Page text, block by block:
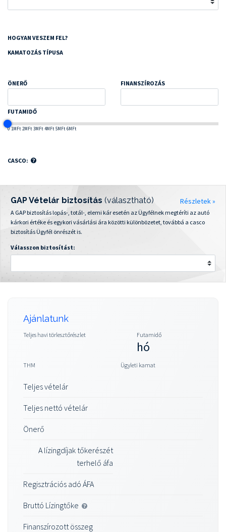
HOGYAN VESZEM FEL?
KAMATOZÁS TÍPUSA
ÖNERŐ FINANSZÍROZÁS
FUTAMIDŐ
0 1MFt 2MFt 3MFt 4MFt 5MFt 6MFt
CASCO:
Részletek »
GAP Vételár biztosítás (választható)
A GAP biztosítás lopás-, totál-, elemi kár esetén az Ügyfélnek megtéríti az autó
kárkori értéke és egykori vásárlási ára közötti különbözetet, továbbá a casco
biztosítás Ügyfél önrészét is.
Válasszon biztosítást:
Ajánlatunk
Teljes havi törlesztőrészlet Futamidő
hó
THM Ügyleti kamat
Teljes vételár
Teljes nettó vételár
Önerő
A lízingdíjak tőkerészét
terhelő áfa
Regisztrációs adó ÁFA
Bruttó Lízingtőke
Finanszírozott összeg